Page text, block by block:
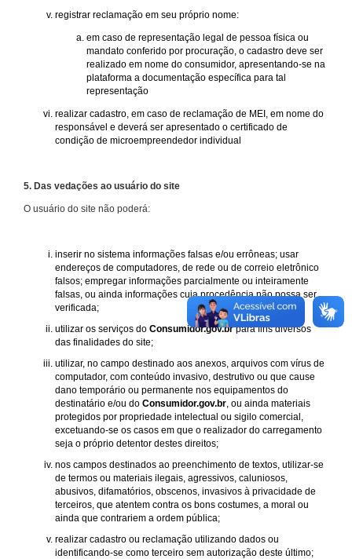
registrar reclamação em seu próprio nome:
em caso de representação legal de pessoa física ou
mandato conferido por procuração, o cadastro deve ser
realizado em nome do consumidor, apresentando-se na
plataforma a documentação específica para tal
representação
realizar cadastro, em caso de reclamação de MEI, em nome do
responsável e deverá ser apresentado o certificado de
condição de microempreendedor individual
5. Das vedações ao usuário do site
O usuário do site não poderá:
inserir no sistema informações falsas e/ou errôneas; usar
endereços de computadores, de rede ou de correio eletrônico
falsos; empregar informações parcialmente ou inteiramente
falsas, ou ainda informações cuja procedência não possa ser
verificada;
utilizar os serviços do Consumidor.gov.brpara fins diversos
das finalidades do site;
utilizar, no campo destinado aos anexos, arquivos com vírus de
computador, com conteúdo invasivo, destrutivo ou que cause
dano temporário ou permanente nos equipamentos do
destinatário e/ou do Consumidor.gov.br , ou ainda materiais
protegidos por propriedade intelectual ou sigilo comercial,
excetuando-se os casos em que o realizador do carregamento
seja o próprio detentor destes direitos;
nos campos destinados ao preenchimento de textos, utilizar-se
de termos ou materiais ilegais, agressivos, caluniosos,
abusivos, difamatórios, obscenos, invasivos à privacidade de
terceiros, que atentem contra os bons costumes, a moral ou
ainda que contrariem a ordem pública;
realizar cadastro ou reclamação utilizando dados ou
identificando-se como terceiro sem autorização deste último;